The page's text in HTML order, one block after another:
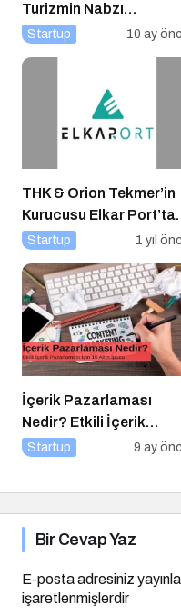
Turizmin Nabzı
Uzakrota Dubai’de Attı
Startup 10 ay
THK & Orion Tekmer’in
Kurucusu Elkar
Savunma Sanayii
Electronics’e Stratejik
Yatırım
Startup 1 yıl
İçerik Pazarlaması
Nedir? Etkili İçerik
Pazarlaması İçin 10
Startup 9 ay
Bir Cevap Yaz
E-posta adresiniz
işaretlenmişlerdir